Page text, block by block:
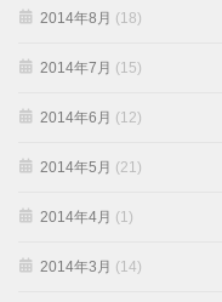
2014年8月 (18)
2014年7月 (15)
2014年6月 (12)
2014年5月 (21)
2014年4月 (1)
2014年3月 (14)